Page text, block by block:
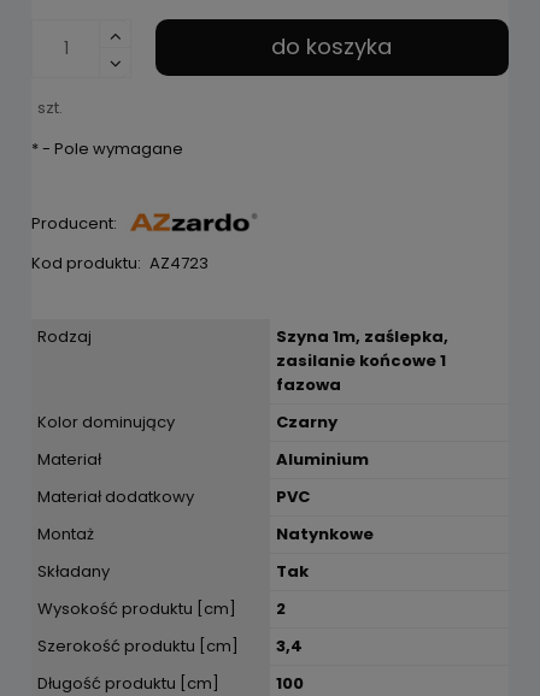
szt.
do koszyka
*- Pole wymagane
Producent:
Kod produktu: AZ4723
Rodzaj
Szyna 1m, zaślepka,
zasilanie końcowe 1
fazowa
Kolor dominujący
Czarny
Materiał
Aluminium
Materiał dodatkowy
PVC
Montaż
Natynkowe
Składany
Tak
Wysokość produktu [cm]
2
Szerokość produktu [cm]
3,4
Długość produktu [cm]
100